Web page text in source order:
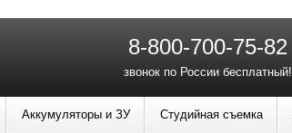
8-800-700-75-82
звонок по России бесплатный!
Аккумуляторы и ЗУ Студийная съемка